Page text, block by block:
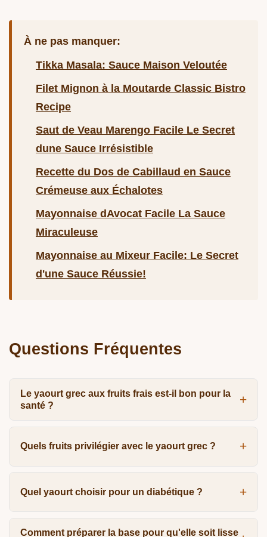
À ne pas manquer:
Tikka Masala: Sauce Maison Veloutée
Filet Mignon à la Moutarde Classic Bistro
Recipe
Saut de Veau Marengo Facile Le Secret
dune Sauce Irrésistible
Recette du Dos de Cabillaud en Sauce
Crémeuse aux Échalotes
Mayonnaise dAvocat Facile La Sauce
Miraculeuse
Mayonnaise au Mixeur Facile: Le Secret
d'une Sauce Réussie!
Questions Fréquentes
Le yaourt grec aux fruits frais est-il bon pour la
santé ?
Quels fruits privilégier avec le yaourt grec ?
Quel yaourt choisir pour un diabétique ?
Comment préparer la base pour qu'elle soit lisse